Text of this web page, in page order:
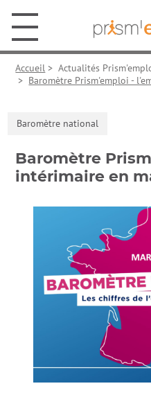
Accueil >Actualités
> Baromètre Prism'emploi -
Baromètre national
Baromètre
intérimaire en